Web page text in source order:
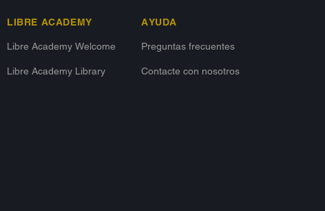
LIBRE ACADEMY
Libre Academy Welcome
Libre Academy Library
AYUDA
Preguntas frecuentes
Contacte con nosotros